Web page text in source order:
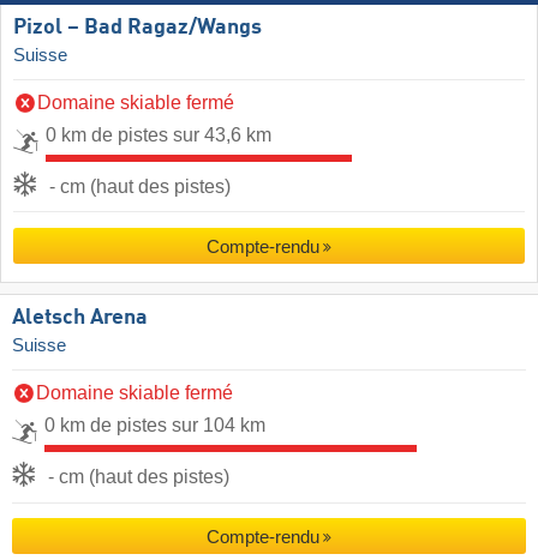
Pizol – Bad Ragaz/​Wangs
Suisse
Domaine skiable fermé
0 km de pistes sur 43,6 km
- cm (haut des pistes)
Compte-rendu
Aletsch Arena
Suisse
Domaine skiable fermé
0 km de pistes sur 104 km
- cm (haut des pistes)
Compte-rendu